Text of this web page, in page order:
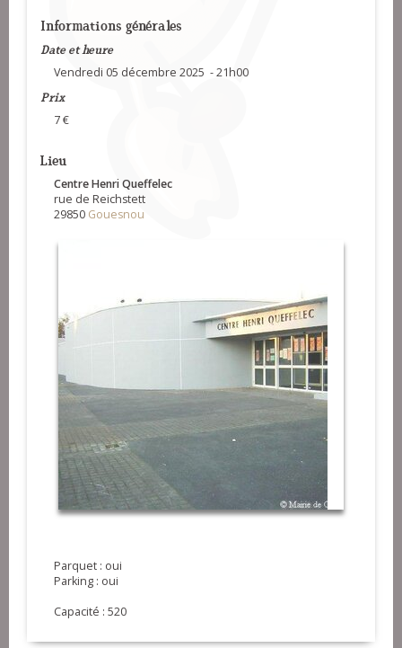
Informations générales
Date et heure
Vendredi 05 décembre 2025 - 21h00
Prix
7 €
Lieu
Centre Henri Queffelec
rue de Reichstett
29850 Gouesnou
Parquet : oui
Parking : oui
Capacité : 520